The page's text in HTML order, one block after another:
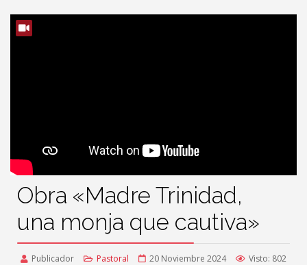
Obra «Madre Trinidad,
una monja que cautiva»
Publicador Pastoral 20 Noviembre 2024
Visto: 802